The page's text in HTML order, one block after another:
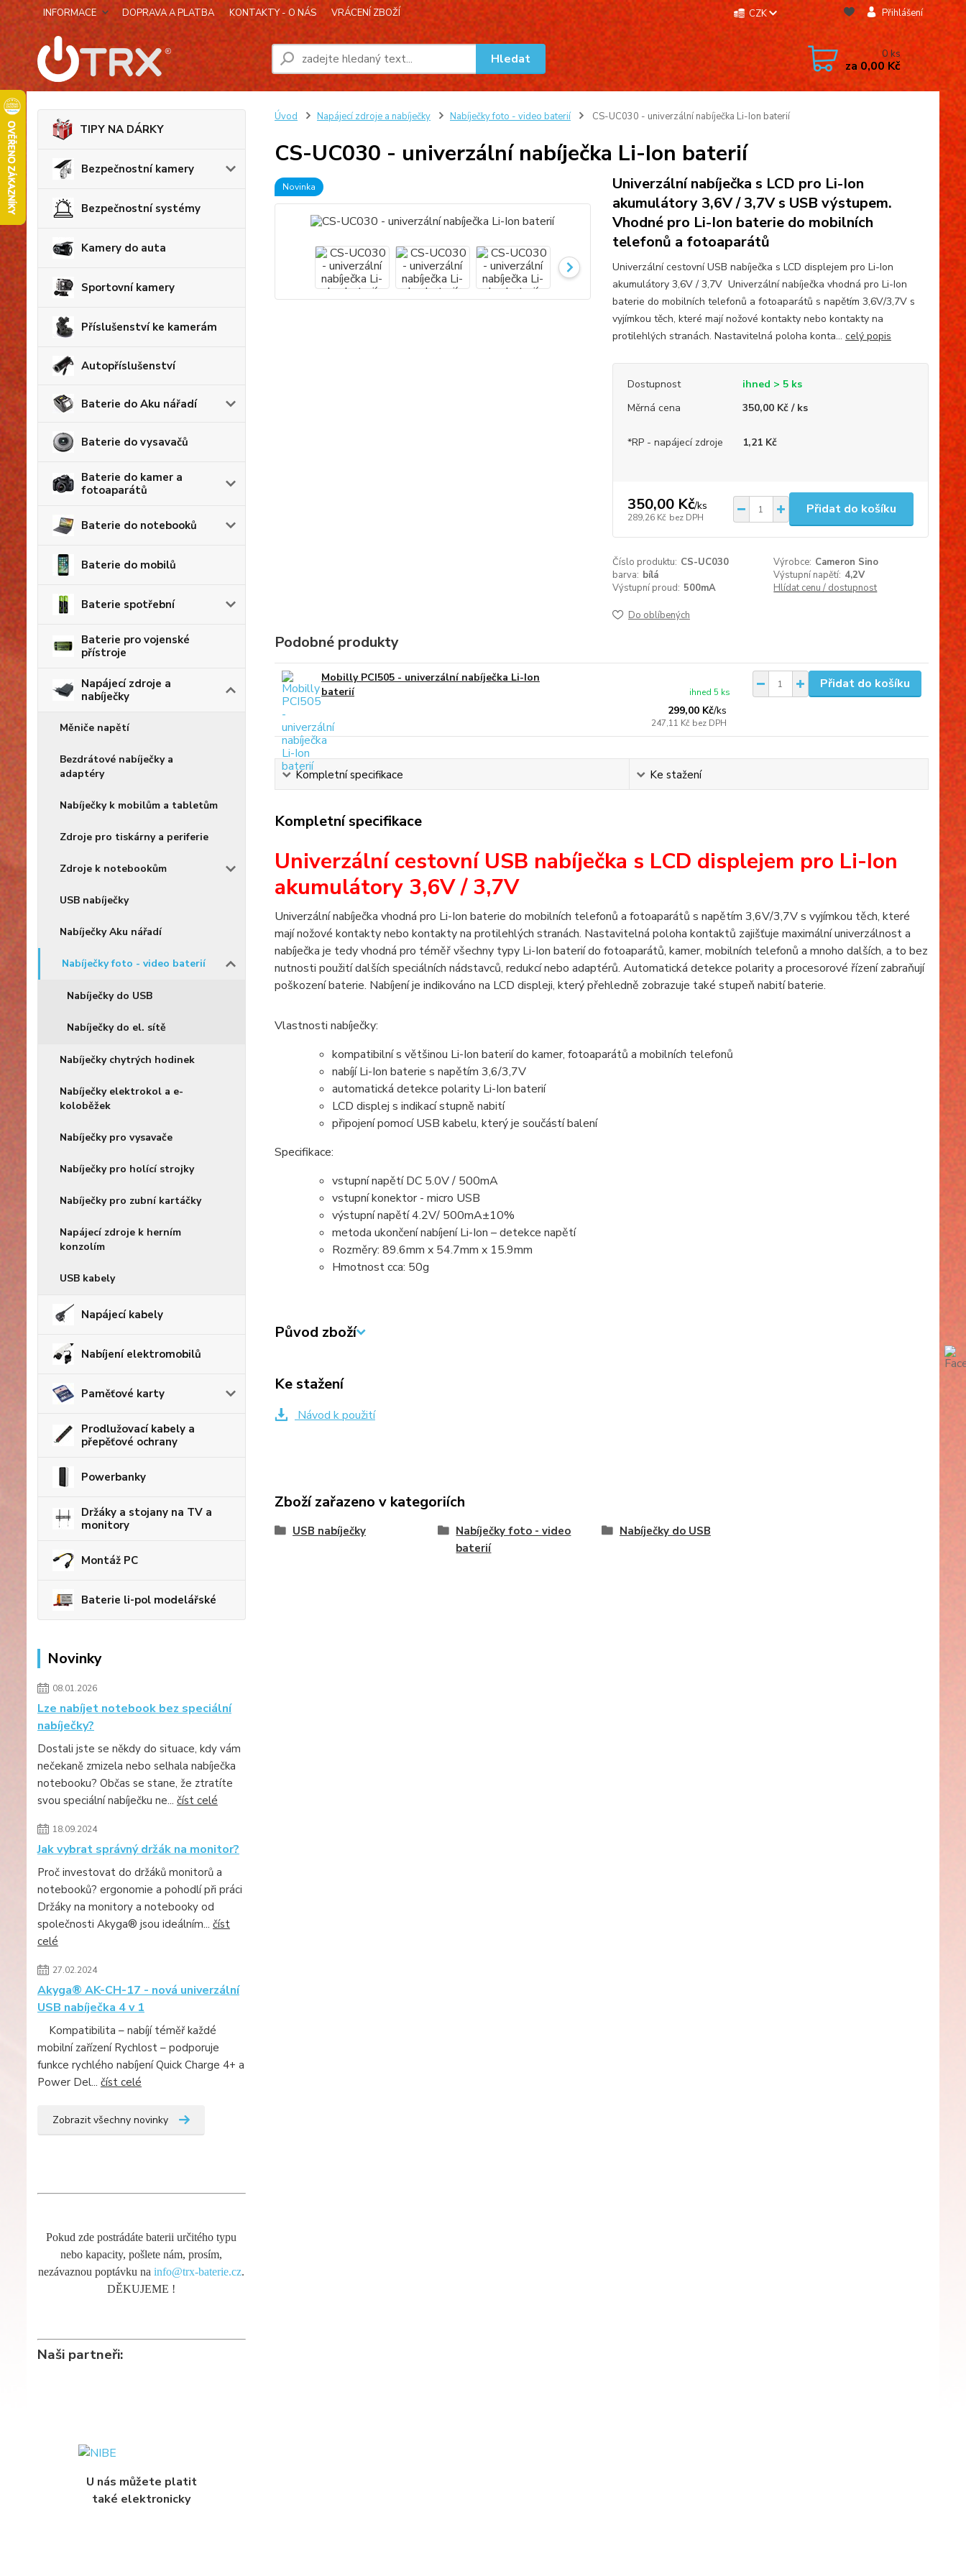
INFORMACE DOPRAVA A PLATBA KONTAKTY - O NÁS VRÁCENÍ ZBOŽÍ CZK Přihlášení
Hledat 0ks
za0,00 Kč
TIPY NA DÁRKY
Bezpečnostní kamery
Bezpečnostní systémy
Kamery do auta
Sportovní kamery
Příslušenství ke kamerám
Autopříslušenství
Baterie do Aku nářadí
Baterie do vysavačů
Baterie do kamer a
fotoaparátů
Baterie do notebooků
Baterie do mobilů
Baterie spotřební
Baterie pro vojenské
přístroje
Napájecí zdroje a
nabíječky
Měniče napětí
Bezdrátové nabíječky a
adaptéry
Nabíječky k mobilům a tabletům
Zdroje pro tiskárny a periferie
Zdroje k notebookům
USB nabíječky
Nabíječky Aku nářadí
Nabíječky foto - video baterií
Nabíječky do USB
Nabíječky do el. sítě
Nabíječky chytrých hodinek
Nabíječky elektrokol a e-
koloběžek
Nabíječky pro vysavače
Nabíječky pro holící strojky
Nabíječky pro zubní kartáčky
Napájecí zdroje k herním
konzolím
USB kabely
Napájecí kabely
Nabíjení elektromobilů
Paměťové karty
Prodlužovací kabely a
přepěťové ochrany
Powerbanky
Držáky a stojany na TV a
monitory
Montáž PC
Baterie li-pol modelářské
Novinky
08.01.2026
Lze nabíjet notebook bez speciální
nabíječky?
Dostali jste se někdy do situace, kdy vám
nečekaně zmizela nebo selhala nabíječka
notebooku? Občas se stane, že ztratíte
svou speciální nabíječku ne... číst celé
18.09.2024
Jak vybrat správný držák na monitor?
Proč investovat do držáků monitorů a
notebooků? ergonomie a pohodlí při práci
Držáky na monitory a notebooky od
společnosti Akyga® jsou ideálním... číst
celé
27.02.2024
Akyga® AK-CH-17 - nová univerzální
USB nabíječka 4 v 1
Kompatibilita – nabíjí téměř každé
mobilní zařízení Rychlost – podporuje
funkce rychlého nabíjení Quick Charge 4+ a
Power Del... číst celé
Zobrazit všechny novinky
Pokud zde postrádáte baterii určitého typu
nebo kapacity, pošlete nám, prosím,
nezávaznou poptávku nainfo@trx-baterie.cz.
DĚKUJEME !
Naši partneři:
U nás můžete platit
také elektronicky
Úvod Napájecí zdroje a nabíječky Nabíječky foto - video baterií CS-UC030 - univerzální nabíječka Li-Ion baterií
CS-UC030 - univerzální nabíječka Li-Ion baterií
Novinka
Univerzální nabíječka s LCD pro Li-Ion
akumulátory 3,6V / 3,7V s USB výstupem.
Vhodné pro Li-Ion baterie do mobilních
telefonů a fotoaparátů
Univerzální cestovní USB nabíječka s LCD displejem pro Li-Ion
akumulátory 3,6V / 3,7V Univerzální nabíječka vhodná pro Li-Ion
baterie do mobilních telefonů a fotoaparátů s napětím 3,6V/3,7V s
vyjímkou těch, které mají nožové kontakty nebo kontakty na
protilehlých stranách. Nastavitelná poloha konta... celý popis
Dostupnost
ihned > 5 ks
Měrná cena
350,00 Kč / ks
*RP - napájecí zdroje 1,21 Kč
350,00 Kč/ks
289,26 Kč bez DPH
Přidat do košíku
Číslo produktu: CS-UC030 Výrobce: Cameron Sino
barva: bílá Výstupní napětí: 4,2V
Výstupní proud: 500mA Hlídat cenu / dostupnost
Do oblíbených
Podobné produkty
Mobilly PCI505 - univerzální nabíječka Li-Ion
baterií
299,00 Kč/ks
247,11 Kč bez DPH
ihned 5 ks
Přidat do košíku
Kompletní specifikace Ke stažení
Kompletní specifikace
Univerzální cestovní USB nabíječka s LCD displejem pro Li-Ion
akumulátory 3,6V / 3,7V
Univerzální nabíječka vhodná pro Li-Ion baterie do mobilních telefonů a fotoaparátů s napětím 3,6V/3,7V s vyjímkou těch, které
mají nožové kontakty nebo kontakty na protilehlých stranách. Nastavitelná poloha kontaktů zajišťuje maximální univerzálnost a
nabíječka je tedy vhodná pro téměř všechny typy Li-Ion baterií do fotoaparátů, kamer, mobilních telefonů a mnoho dalších, a to bez
nutnosti použití dalších speciálních nádstavců, redukcí nebo adaptérů. Automatická detekce polarity a procesorové řízení zabraňují
poškození baterie. Nabíjení je indikováno na LCD displeji, který přehledně zobrazuje také stupeň nabití baterie.
Vlastnosti nabíječky:
kompatibilní s většinou Li-Ion baterií do kamer, fotoaparátů a mobilních telefonů
nabíjí Li-Ion baterie s napětím 3,6/3,7V
automatická detekce polarity Li-Ion baterií
LCD displej s indikací stupně nabití
připojení pomocí USB kabelu, který je součástí balení
Specifikace:
vstupní napětí DC 5.0V / 500mA
vstupní konektor - micro USB
výstupní napětí 4.2V/ 500mA±10%
metoda ukončení nabíjení Li-Ion – detekce napětí
Rozměry: 89.6mm x 54.7mm x 15.9mm
Hmotnost cca: 50g
Původ zboží
Ke stažení
Návod k použití
Zboží zařazeno v kategoriích
USB nabíječky
Nabíječky foto - video
baterií
Nabíječky do USB